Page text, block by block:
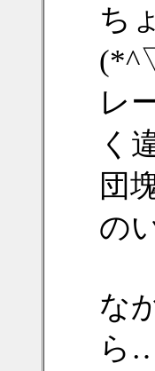
ち
レ
く
団
の
な
ら